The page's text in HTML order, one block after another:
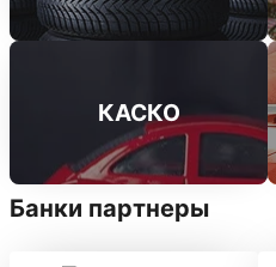
КАСКО
Банки партнеры